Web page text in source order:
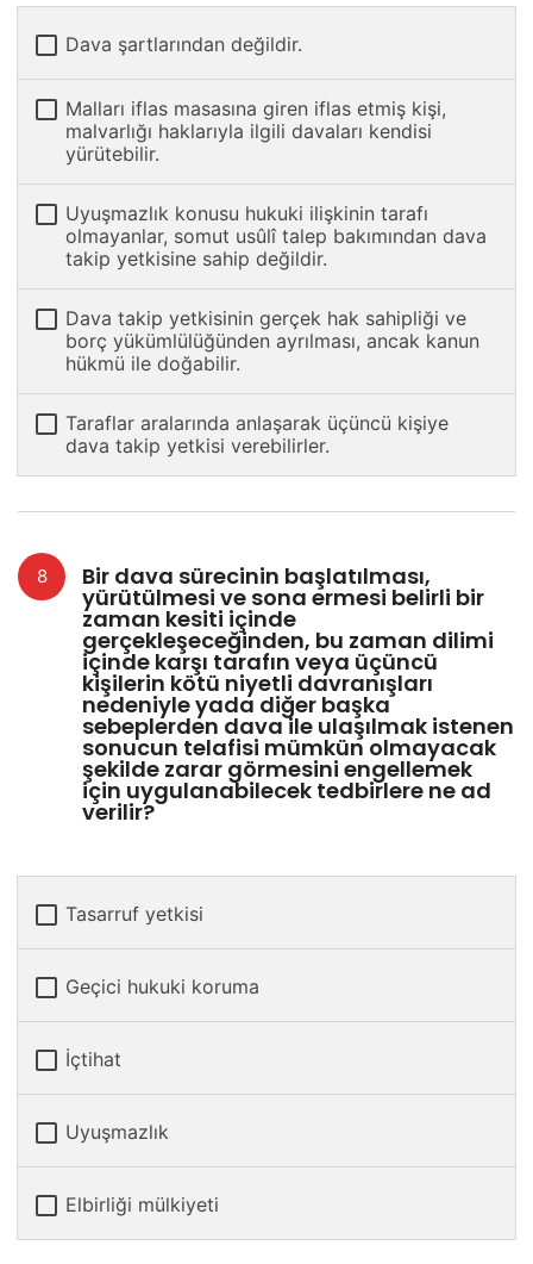
Dava şartlarından değildir.
Malları iflas masasına giren iflas etmiş kişi,
malvarlığı haklarıyla ilgili davaları kendisi
yürütebilir.
Uyuşmazlık konusu hukuki ilişkinin tarafı
olmayanlar, somut usûlî talep bakımından dava
takip yetkisine sahip değildir.
Dava takip yetkisinin gerçek hak sahipliği ve
borç yükümlülüğünden ayrılması, ancak kanun
hükmü ile doğabilir.
Taraflar aralarında anlaşarak üçüncü kişiye
dava takip yetkisi verebilirler.
Bir dava sürecinin başlatılması,
yürütülmesi ve sona ermesi belirli bir
zaman kesiti içinde
gerçekleşeceğinden, bu zaman dilimi
içinde karşı tarafın veya üçüncü
kişilerin kötü niyetli davranışları
nedeniyle yada diğer başka
sebeplerden dava ile ulaşılmak istenen
sonucun telafisi mümkün olmayacak
şekilde zarar görmesini engellemek
için uygulanabilecek tedbirlere ne ad
verilir?
Tasarruf yetkisi
Geçici hukuki koruma
İçtihat
Uyuşmazlık
Elbirliği mülkiyeti